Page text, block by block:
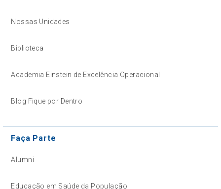
Nossas Unidades
Biblioteca
Academia Einstein de Excelência Operacional
Blog Fique por Dentro
Faça Parte
Alumni
Educação em Saúde da População